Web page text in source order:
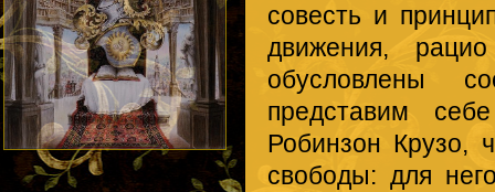
совесть и
движения,
обусловлены
представим
Робинзон Крузо,
свободы: для